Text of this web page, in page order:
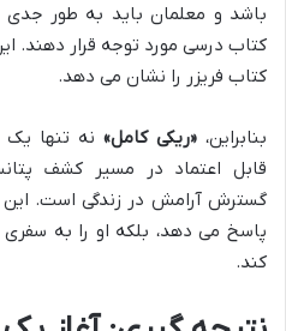
باشد و معلمان باید به طور جدی
کتاب درسی مورد توجه قرار دهند.
کتاب فریزر را نشان می دهد.
بنابراین،«ریکی کامل» نه تنها یک
قابل اعتماد در مسیر کشف
گسترش آرامش در زندگی است. این
پاسخ می دهد، بلکه او را به
کند.